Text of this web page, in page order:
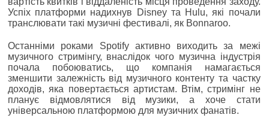
Успіх платформи надихнув Disney та Hulu, які почали
транслювати такі музичні фестивалі, як Bonnaroo.
Останніми роками Spotify активно виходить за межі
музичного стримінгу, внаслідок чого музична індустрія
почала побоюватись, що компанія намагається
зменшити залежність від музичного контенту та частку
доходів, яка повертається артистам. Втім, стримінг не
планує відмовлятися від музики, а хоче стати
універсальною платформою для музичних фанатів.